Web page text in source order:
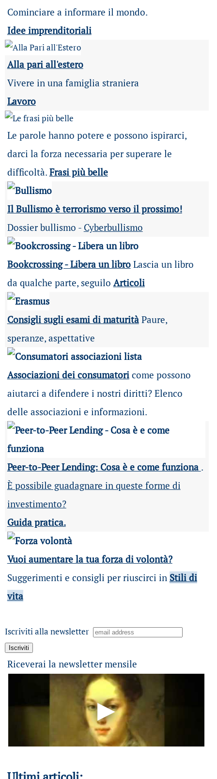
Cominciare a informare il mondo.
Idee imprenditoriali
Alla pari all'estero
Vivere in una famiglia straniera
Lavoro
Le parole hanno potere e possono ispirarci,
darci la forza necessaria per superare le
difficoltà. Frasi più belle
Il Bullismo è terrorismo verso il prossimo!
Dossier bullismo - Cyberbullismo
Bookcrossing - Libera un libroLascia un libro
da qualche parte, seguilo Articoli
Consigli sugli esami di maturità Paure,
speranze, aspettative
Associazioni dei consumatoricome possono
aiutarci a difendere i nostri diritti? Elenco
delle associazioni e informazioni.
Peer-to-Peer Lending: Cosa è e come funziona .
È possibile guadagnare in queste forme di
investimento?
Guida pratica.
Vuoi aumentare la tua forza di volontà?
Suggerimenti e consigli per riuscirci in Stili di
vita
Iscriviti alla newsletter
Riceverai la newsletter mensile